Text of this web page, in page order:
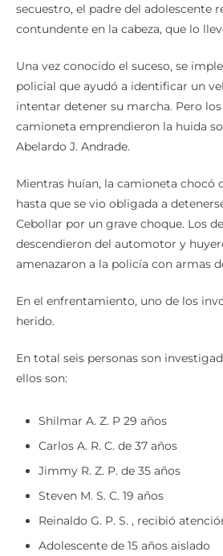
secuestro, el padre del adolescente
contundente en la cabeza, que lo
Una vez conocido el suceso, se
policial que ayudó a identificar un
intentar detener su marcha. Pero
camioneta emprendieron la huida
Abelardo J. Andrade.
Mientras huían, la camioneta chocó
hasta que se vio obligada a
Cebollar por un grave choque. Los
descendieron del automotor y
amenazaron a la policía con armas
En el enfrentamiento, uno de los
herido.
En total seis personas son
ellos son:
Shilmar A. Z. P 29 años
Carlos A. R. C. de 37 años
Jimmy R. Z. P. de 35 años
Steven M. S. C. 19 años
Reinaldo G. P. S. , recibió
Adolescente de 15 años aislado